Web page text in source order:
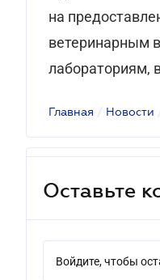
на
ветеринарным
лабораториям,
Главная / Новости
Оставьте
Войдите, чтобы